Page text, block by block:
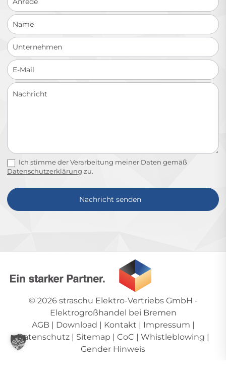
Ich stimme der Verarbeitung meiner Daten gemäß
Datenschutzerklärung zu.
Nachricht senden
© 2026 straschu Elektro-Vertriebs GmbH -
Elektrogroßhandel bei Bremen
AGB | Download | Kontakt | Impressum |
Datenschutz| Sitemap | CoC | Whistleblowing |
Gender Hinweis